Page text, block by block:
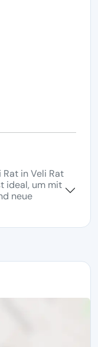
in Veli Rat
ideal, um mit
neue